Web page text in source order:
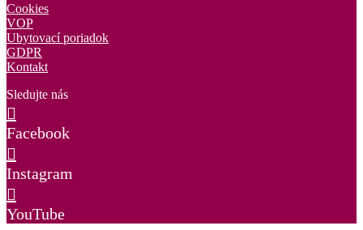
Cookies
VOP
Ubytovací poriadok
GDPR
Kontakt
Sledujte nás
Facebook
Instagram
YouTube